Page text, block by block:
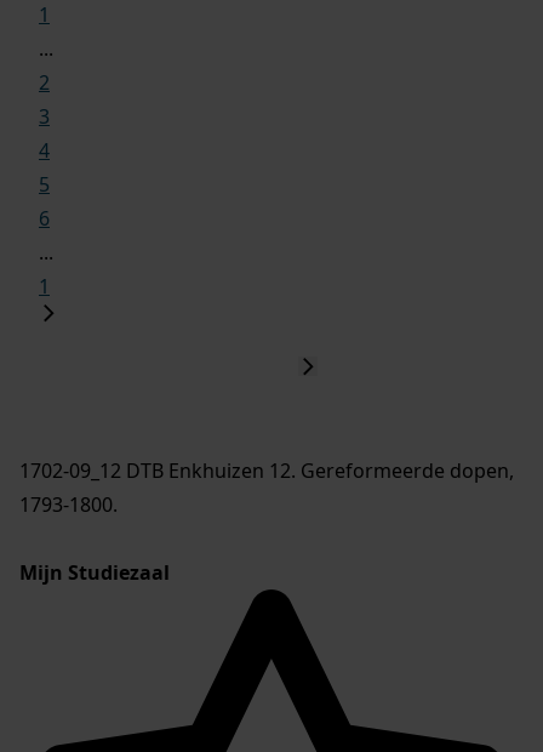
1
...
2
3
4
5
6
...
1
1702-09_12 DTB Enkhuizen 12. Gereformeerde dopen,
1793-1800.
Mijn Studiezaal